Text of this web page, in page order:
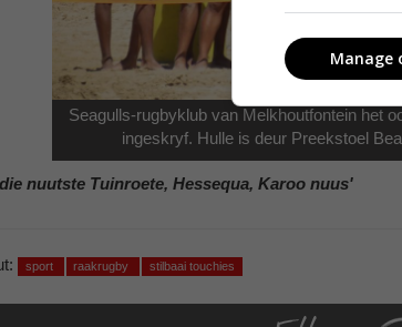
Seagulls-rugbyklub van Melkhoutfontein het
ingeskryf. Hulle is deur Preekstoel
nuutste Tuinroete, Hessequa, Karoo nuus'
sport raakrugby stilbaai touchies
Manage